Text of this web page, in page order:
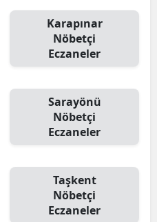
Karapınar
Nöbetçi
Eczaneler
Sarayönü
Nöbetçi
Eczaneler
Taşkent
Nöbetçi
Eczaneler